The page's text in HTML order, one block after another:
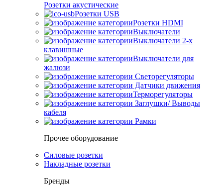
Розетки акустические
Розетки USB
Розетки HDMI
Выключатели
Выключатели 2-х
клавишные
Выключатели для
жалюзи
Светорегуляторы
Датчики движения
Терморегуляторы
Заглушки/ Выводы
кабеля
Рамки
Прочее оборудование
Силовые розетки
Накладные розетки
Бренды